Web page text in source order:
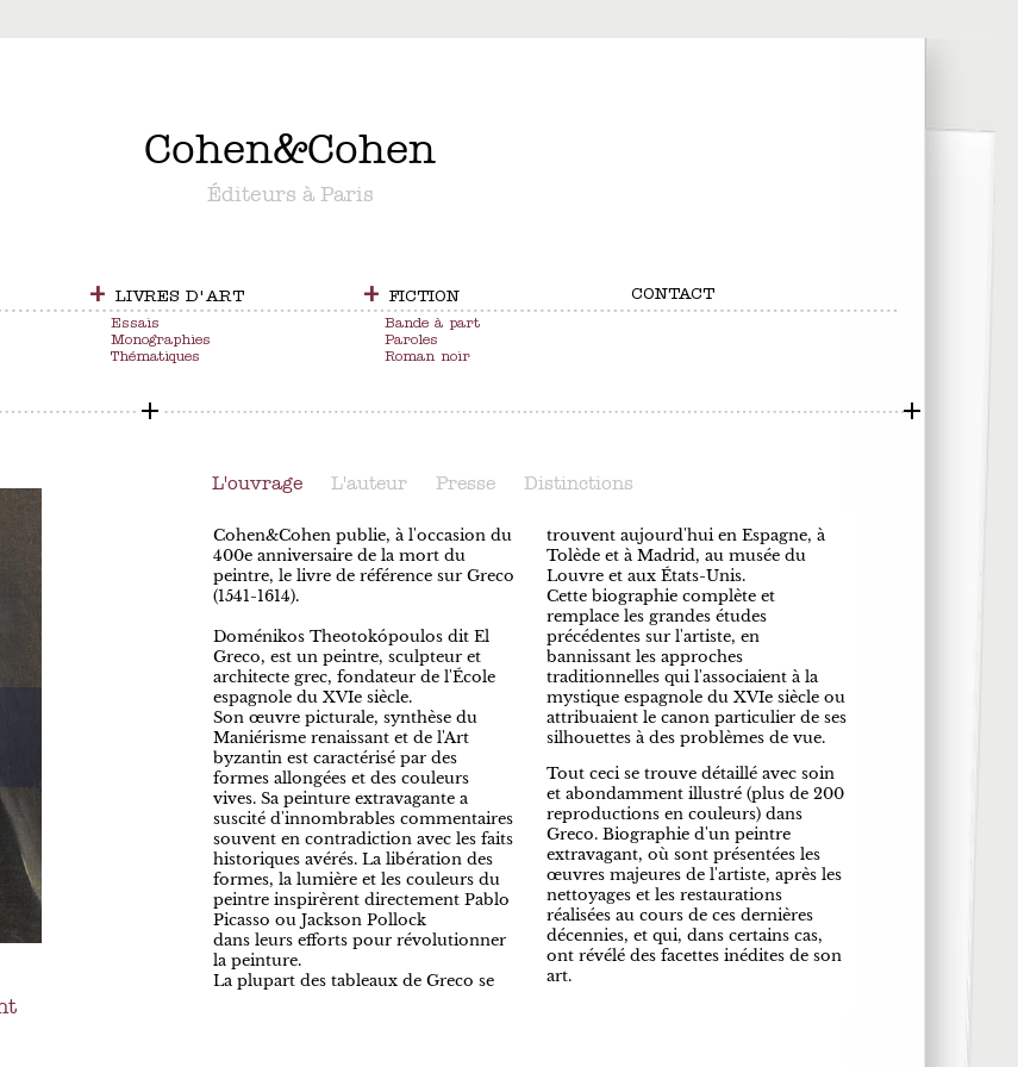
Cohen&Cohen
Éditeurs à Paris
+LIVRES D'ART
Essais
Monographies
Thématiques
+ FICTION
Bande à part
Paroles
Roman noir
CONTACT
L'ouvrage L'auteur Presse Distinctions
Cohen&Cohen publie, à l'occasion du
400e anniversaire de la mort du
peintre, le livre de référence sur Greco
(1541-1614).
Doménikos Theotokópoulos dit El
Greco, est un peintre, sculpteur et
architecte grec, fondateur de l'École
espagnole du XVIe siècle.
Son œuvre picturale, synthèse du
Maniérisme renaissant et de l'Art
byzantin est caractérisé par des
formes allongées et des couleurs
vives. Sa peinture extravagante a
suscité d'innombrables commentaires
souvent en contradiction avec les faits
historiques avérés. La libération des
formes, la lumière et les couleurs du
peintre inspirèrent directement Pablo
Picasso ou Jackson Pollock
dans leurs efforts pour révolutionner
la peinture.
La plupart des tableaux de Greco se
trouvent aujourd'hui en Espagne, à
Tolède et à Madrid, au musée du
Louvre et aux États-Unis.
Cette biographie complète et
remplace les grandes études
précédentes sur l'artiste, en
bannissant les approches
traditionnelles qui l'associaient à la
mystique espagnole du XVIe siècle ou
attribuaient le canon particulier de ses
silhouettes à des problèmes de vue.
Tout ceci se trouve détaillé avec soin
et abondamment illustré (plus de 200
reproductions en couleurs) dans
Greco. Biographie d'un peintre
extravagant, où sont présentées les
œuvres majeures de l'artiste, après les
nettoyages et les restaurations
réalisées au cours de ces dernières
décennies, et qui, dans certains cas,
ont révélé des facettes inédites de son
art.